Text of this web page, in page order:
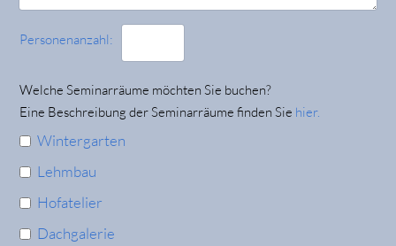
Personenanzahl:
Welche Seminarräume möchten Sie buchen?
Eine Beschreibung der Seminarräume finden Sie hier.
Wintergarten
Lehmbau
Hofatelier
Dachgalerie